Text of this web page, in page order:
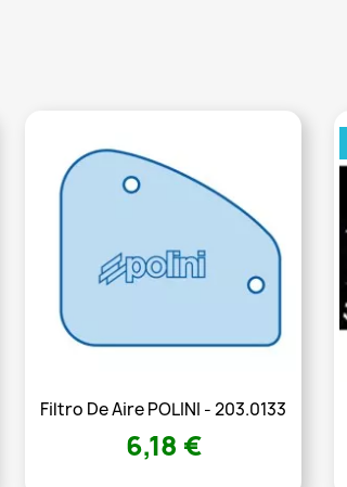
Filtro De Aire POLINI - 203.0133
6,18 €